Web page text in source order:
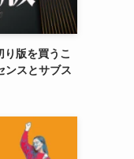
版を買うこ
ンスとサブス